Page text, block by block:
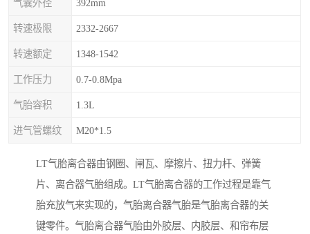
气囊外径 392mm
转速极限 2332-2667
转速额定 1348-1542
工作压力 0.7-0.8Mpa
气胎容积 1.3L
进气管螺纹 M20*1.5
LT气胎离合器由钢圈、闸瓦、摩擦片、扭力杆、弹簧
片、离合器气胎组成。LT气胎离合器的工作过程是靠气
胎充放气来实现的，气胎离合器气胎是气胎离合器的关
键零件。气胎离合器气胎由外胶层、内胶层、和帘布层